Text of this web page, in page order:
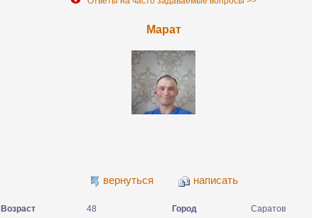
Марат
вернуться написать
Возраст 48 Город
Саратов